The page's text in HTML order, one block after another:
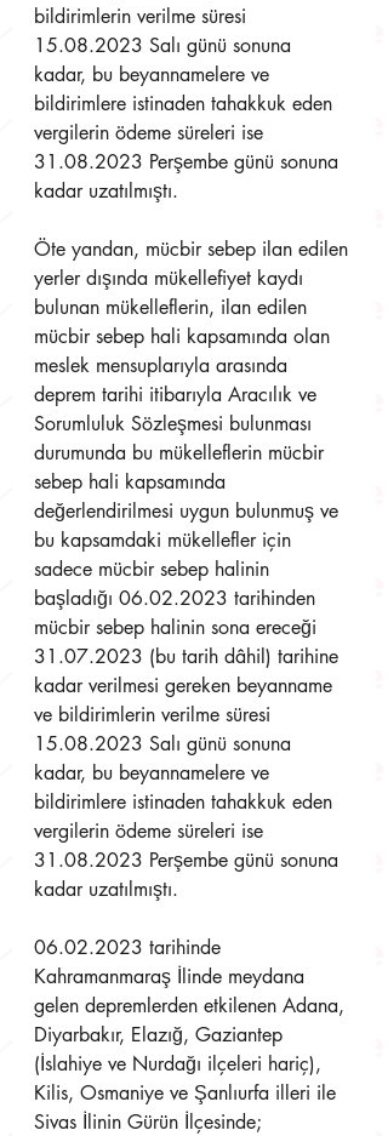
bildirimlerin verilme süresi
15.08.2023 Salı günü sonuna
kadar, bu beyannamelere ve
bildirimlere istinaden tahakkuk eden
vergilerin ödeme süreleri ise
31.08.2023 Perşembe günü sonuna
kadar uzatılmıştı.
Öte yandan, mücbir sebep ilan edilen
yerler dışında mükellefiyet kaydı
bulunan mükelleflerin, ilan edilen
mücbir sebep hali kapsamında olan
meslek mensuplarıyla arasında
deprem tarihi itibarıyla Aracılık ve
Sorumluluk Sözleşmesi bulunması
durumunda bu mükelleflerin mücbir
sebep hali kapsamında
değerlendirilmesi uygun bulunmuş ve
bu kapsamdaki mükellefler için
sadece mücbir sebep halinin
başladığı 06.02.2023 tarihinden
mücbir sebep halinin sona ereceği
31.07.2023 (bu tarih dâhil) tarihine
kadar verilmesi gereken beyanname
ve bildirimlerin verilme süresi
15.08.2023 Salı günü sonuna
kadar, bu beyannamelere ve
bildirimlere istinaden tahakkuk eden
vergilerin ödeme süreleri ise
31.08.2023 Perşembe günü sonuna
kadar uzatılmıştı.
06.02.2023 tarihinde
Kahramanmaraş İlinde meydana
gelen depremlerden etkilenen Adana,
Diyarbakır, Elazığ, Gaziantep
(İslahiye ve Nurdağı ilçeleri hariç),
Kilis, Osmaniye ve Şanlıurfa illeri ile
Sivas İlinin Gürün İlçesinde;